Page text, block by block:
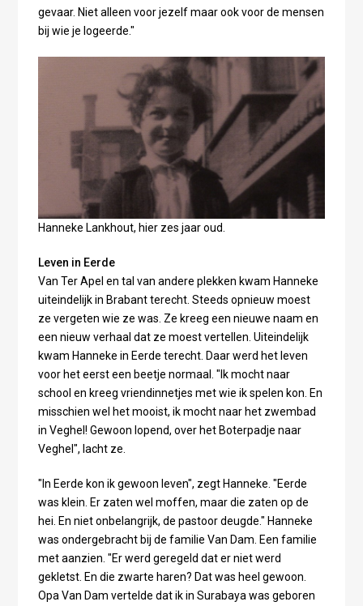
gevaar. Niet alleen voor jezelf maar ook voor de mensen
bij wie je logeerde."
Hanneke Lankhout, hier zes jaar oud.
Leven in Eerde
Van Ter Apel en tal van andere plekken kwam Hanneke
uiteindelijk in Brabant terecht. Steeds opnieuw moest
ze vergeten wie ze was. Ze kreeg een nieuwe naam en
een nieuw verhaal dat ze moest vertellen. Uiteindelijk
kwam Hanneke in Eerde terecht. Daar werd het leven
voor het eerst een beetje normaal. "Ik mocht naar
school en kreeg vriendinnetjes met wie ik spelen kon. En
misschien wel het mooist, ik mocht naar het zwembad
in Veghel! Gewoon lopend, over het Boterpadje naar
Veghel", lacht ze.
"In Eerde kon ik gewoon leven", zegt Hanneke. "Eerde
was klein. Er zaten wel moffen, maar die zaten op de
hei. En niet onbelangrijk, de pastoor deugde." Hanneke
was ondergebracht bij de familie Van Dam. Een familie
met aanzien. "Er werd geregeld dat er niet werd
gekletst. En die zwarte haren? Dat was heel gewoon.
Opa Van Dam vertelde dat ik in Surabaya was geboren